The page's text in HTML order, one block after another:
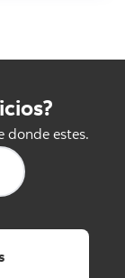
donde estes.